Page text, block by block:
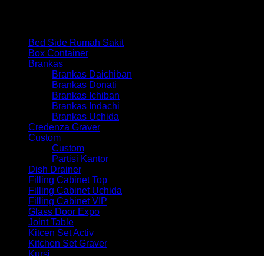
Bed Side Rumah Sakit
Box Container
Brankas
Brankas Daichiban
Brankas Donati
Brankas Ichiban
Brankas Indachi
Brankas Uchida
Credenza Graver
Custom
Custom
Partisi Kantor
Dish Drainer
Filling Cabinet Top
Filling Cabinet Uchida
Filling Cabinet VIP
Glass Door Expo
Joint Table
Kitcen Set Activ
Kitchen Set Graver
Kursi